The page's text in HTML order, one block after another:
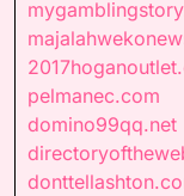
pelmanec.com
domino99qq.net